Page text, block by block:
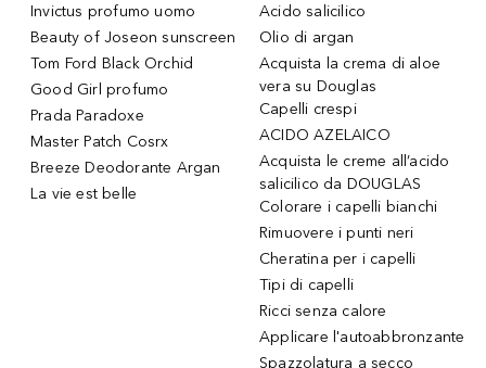
Invictus profumo uomo
Beauty of Joseon sunscreen
Tom Ford Black Orchid
Good Girl profumo
Prada Paradoxe
Master Patch Cosrx
Breeze Deodorante Argan
La vie est belle
Acido salicilico
Olio di argan
Acquista la crema di aloe
vera su Douglas
Capelli crespi
ACIDO AZELAICO
Acquista le creme all’acido
salicilico da DOUGLAS
Colorare i capelli bianchi
Rimuovere i punti neri
Cheratina per i capelli
Tipi di capelli
Ricci senza calore
Applicare l'autoabbronzante
Spazzolatura a secco